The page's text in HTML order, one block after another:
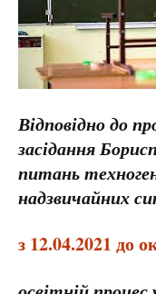
Відповідно до
засідання
питань
надзвичайних
з 12.04.2021 до